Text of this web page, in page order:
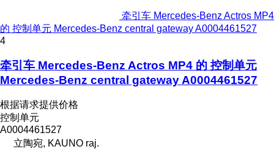
牵引车 Mercedes-Benz Actros MP4
的 控制单元 Mercedes-Benz central gateway A0004461527
4
牵引车 Mercedes-Benz Actros MP4 的 控制单元
Mercedes-Benz central gateway A0004461527
根据请求提供价格
控制单元
A0004461527
立陶宛, KAUNO raj.